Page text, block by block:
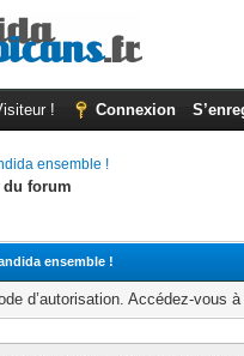
! Connexion
ensemble !
du forum
ensemble !
d’autorisation. Accédez-vous